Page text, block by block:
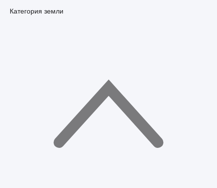
Категория земли